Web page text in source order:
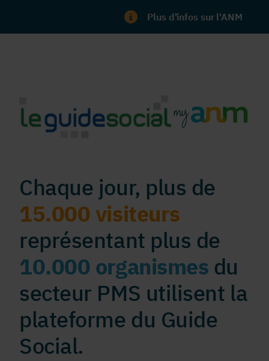
Plus d'infos sur l'ANM
Chaque jour, plus de
15.000 visiteurs
représentant plus de
10.000 organismes du
secteur PMS utilisent la
plateforme du Guide
Social.